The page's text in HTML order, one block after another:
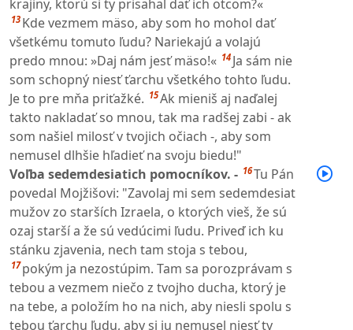
krajiny, ktorú si ty prisahal dať ich otcom?«
13 Kde vezmem mäso, aby som ho mohol dať
všetkému tomuto ľudu? Nariekajú a volajú
predo mnou: »Daj nám jesť mäso!« 14 Ja sám nie
som schopný niesť ťarchu všetkého tohto ľudu.
Je to pre mňa priťažké. 15Ak mieniš aj naďalej
takto nakladať so mnou, tak ma radšej zabi - ak
som našiel milosť v tvojich očiach -, aby som
nemusel dlhšie hľadieť na svoju biedu!"
Voľba sedemdesiatich pomocníkov. - 16Tu Pán
povedal Mojžišovi: "Zavolaj mi sem sedemdesiat
mužov zo starších Izraela, o ktorých vieš, že sú
ozaj starší a že sú vedúcimi ľudu. Priveď ich ku
stánku zjavenia, nech tam stoja s tebou,
17 pokým ja nezostúpim. Tam sa porozprávam s
tebou a vezmem niečo z tvojho ducha, ktorý je
na tebe, a položím ho na nich, aby niesli spolu s
tebou ťarchu ľudu, aby si ju nemusel niesť ty